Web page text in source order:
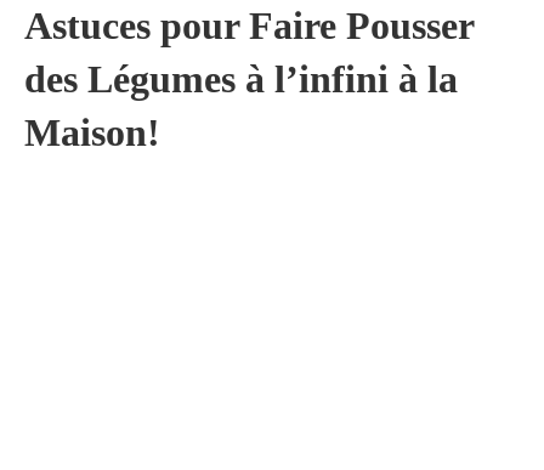
Astuces pour Faire Pousser
des Légumes à l’infini à la
Maison!